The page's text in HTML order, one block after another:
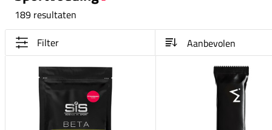
189 resultaten
Filter